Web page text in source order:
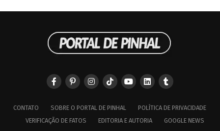
CONTATO SOBRE O PORTAL DE PINHAL
POLÍTICA DE PRIVACIDADE
VERIFICAÇÃO DE FATOS
EDITORIA E AUTORIA
GOOGLE NEWS